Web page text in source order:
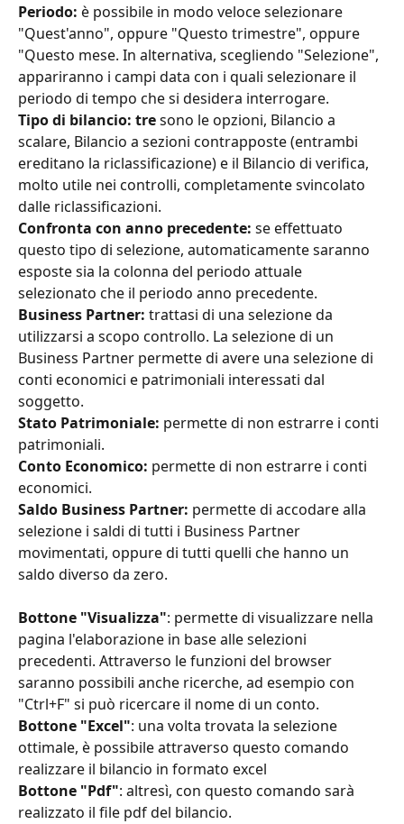
Periodo: è possibile in modo veloce selezionare
"Quest'anno", oppure "Questo trimestre", oppure
"Questo mese. In alternativa, scegliendo "Selezione",
appariranno i campi data con i quali selezionare il
periodo di tempo che si desidera interrogare.
Tipo di bilancio: tre sono leopzioni, Bilancio a
scalare, Bilancio a sezioni contrapposte (entrambi
ereditano la riclassificazione) e il Bilancio di verifica,
molto utile nei controlli, completamente svincolato
dalle riclassificazioni.
Confronta con anno precedente: se effettuato
questo tipo di selezione, automaticamente saranno
esposte sia la colonna del periodo attuale
selezionato che il periodo anno precedente.
Business Partner: trattasi di una selezione da
utilizzarsi a scopo controllo. La selezione di un
Business Partner permette di avere una selezione di
conti economici e patrimoniali interessati dal
soggetto.
Stato Patrimoniale: permette di non estrarre i conti
patrimoniali.
Conto Economico: permette di non estrarre i conti
economici.
Saldo Business Partner: permette di accodare alla
selezione i saldi di tutti i Business Partner
movimentati, oppure di tutti quelli che hanno un
saldo diverso da zero.
Bottone "Visualizza": permette di visualizzare nella
pagina l'elaborazione in base alle selezioni
precedenti. Attraverso le funzioni del browser
saranno possibili anche ricerche, ad esempio con
"Ctrl+F" si può ricercare il nome di un conto.
Bottone "Excel": una volta trovata la selezione
ottimale, è possibile attraverso questo comando
realizzare il bilancio in formato excel
Bottone "Pdf": altresì, con questo comando sarà
realizzato il file pdf del bilancio.